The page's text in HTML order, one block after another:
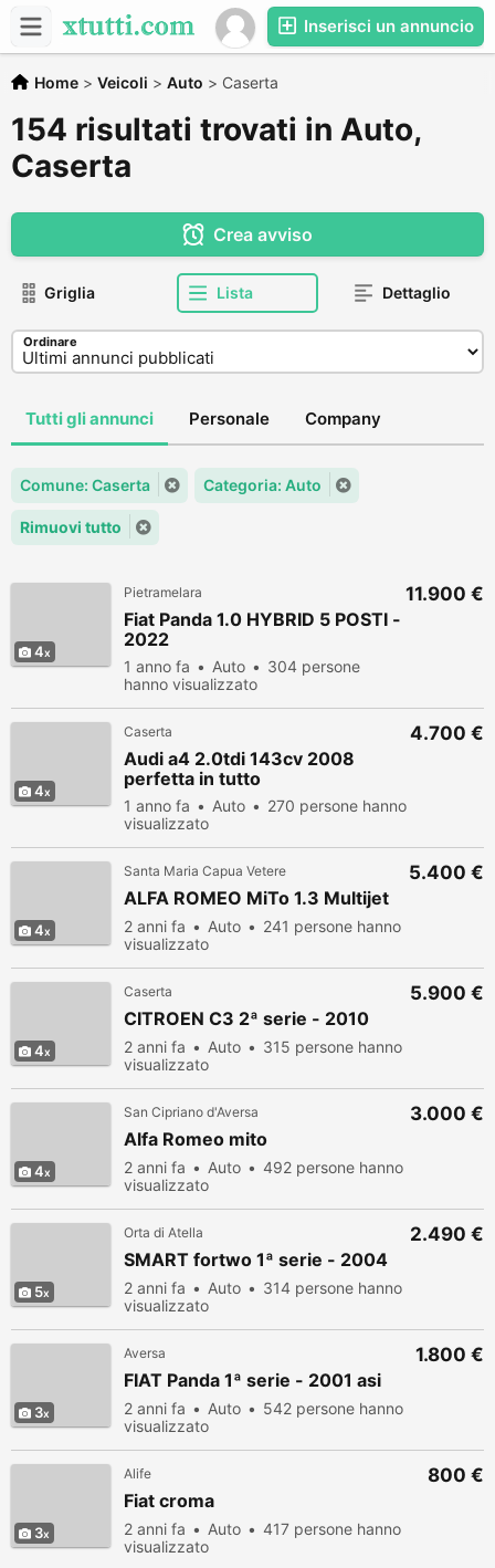
Inserisci un annuncio
Home > Veicoli > Auto > Caserta
154 risultati trovati in Auto,
Caserta
Crea avviso
Griglia Lista Dettaglio
Ordinare
Tutti gli annunci Personale Company
Comune: Caserta Categoria: Auto
Rimuovi tutto
4
Pietramelara
Fiat Panda 1.0 HYBRID 5 POSTI -
2022
1 anno fa Auto
304 persone
hanno visualizzato
11.900 €
4
Caserta
Audi a4 2.0tdi 143cv 2008
perfetta in tutto
1 anno fa Auto
270 persone hanno
visualizzato
4.700 €
4
Santa Maria Capua Vetere
ALFA ROMEO MiTo 1.3 Multijet
2 anni fa Auto
241 persone hanno
visualizzato
5.400 €
4
Caserta
CITROEN C3 2ª serie - 2010
2 anni fa Auto
315 persone hanno
visualizzato
5.900 €
4
San Cipriano d'Aversa
Alfa Romeo mito
2 anni fa Auto
492 persone hanno
visualizzato
3.000 €
5
Orta di Atella
SMART fortwo 1ª serie - 2004
2 anni fa Auto
314 persone hanno
visualizzato
2.490 €
3
Aversa
FIAT Panda 1ª serie - 2001 asi
2 anni fa Auto
542 persone hanno
visualizzato
1.800 €
3
Alife
Fiat croma
2 anni fa Auto
417 persone hanno
visualizzato
800 €